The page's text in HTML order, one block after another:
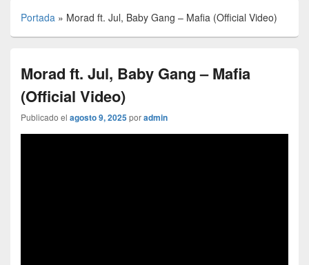
Portada » Morad ft. Jul, Baby Gang – Mafia (Official Video)
Morad ft. Jul, Baby Gang – Mafia
(Official Video)
Publicado el agosto 9, 2025poradmin